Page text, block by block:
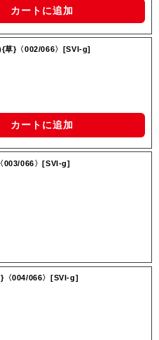
カートに追加
草}〈002/066〉[SVI-g]
カートに追加
003/066〉[SVI-g]
〈004/066〉[SVI-g]